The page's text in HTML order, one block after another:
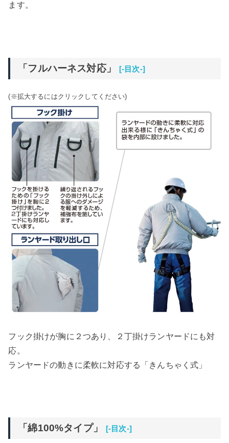
ます。
「フルハーネス対応」 [-目次-]
(※拡大するにはクリックしてください)
フック掛けが胸に２つあり、２丁掛けランヤードにも対
応。
ランヤードの動きに柔軟に対応する「きんちゃく式」
「綿100%タイプ」 [-目次-]